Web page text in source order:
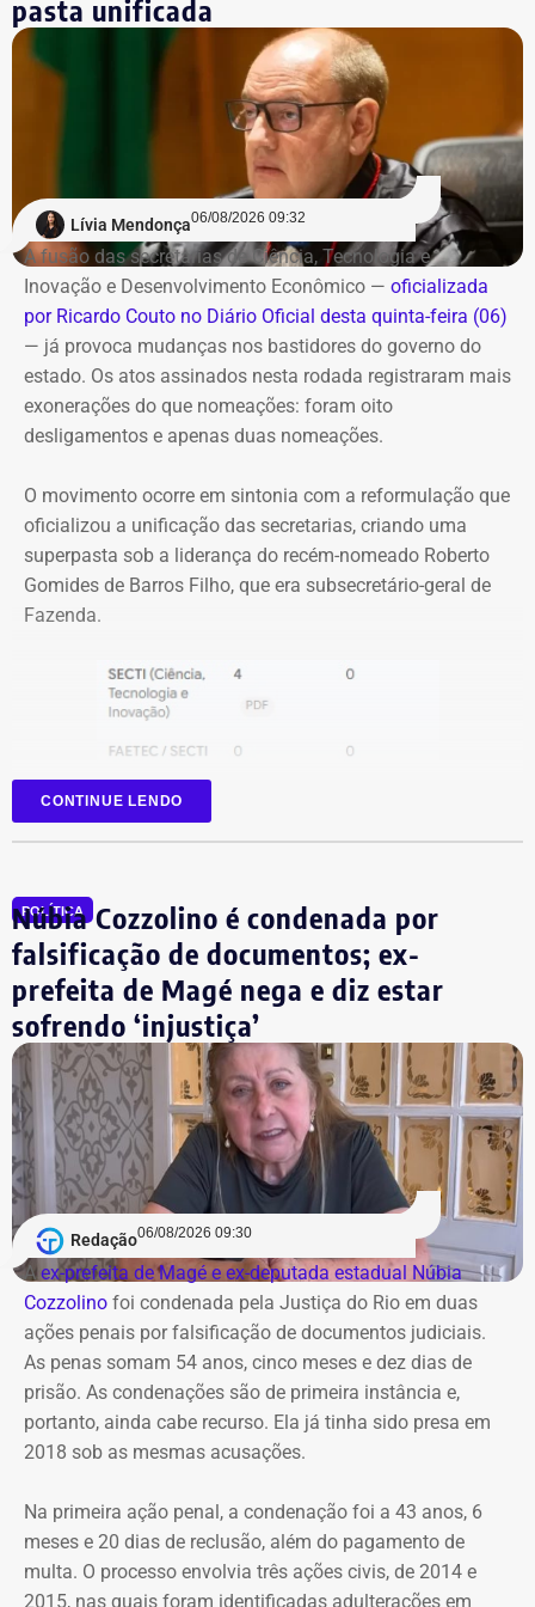
pasta unificada
Lívia Mendonça06/08/2026 09:32
A fusão das secretarias de Ciência, Tecnologia e
Inovação e Desenvolvimento Econômico — oficializada
por Ricardo Couto no Diário Oficial desta quinta-feira (06)
— já provoca mudanças nos bastidores do governo do
estado. Os atos assinados nesta rodada registraram mais
exonerações do que nomeações: foram oito
desligamentos e apenas duas nomeações.
O movimento ocorre em sintonia com a reformulação que
oficializou a unificação das secretarias, criando uma
superpasta sob a liderança do recém-nomeado Roberto
Gomides de Barros Filho, que era subsecretário-geral de
Fazenda.
CONTINUE LENDO
POLÍTICA
Núbia Cozzolino é condenada por
falsificação de documentos; ex-
prefeita de Magé nega e diz estar
sofrendo ‘injustiça’
Redação06/08/2026 09:30
Aex-prefeita de Magé e ex-deputada estadual Núbia
Cozzolino foi condenada pela Justiça do Rio em duas
ações penais por falsificação de documentos judiciais.
As penas somam 54 anos, cinco meses e dez dias de
prisão. As condenações são de primeira instância e,
portanto, ainda cabe recurso. Ela já tinha sido presa em
2018 sob as mesmas acusações.
Na primeira ação penal, a condenação foi a 43 anos, 6
meses e 20 dias de reclusão, além do pagamento de
multa. O processo envolvia três ações civis, de 2014 e
2015, nas quais foram identificadas adulterações em